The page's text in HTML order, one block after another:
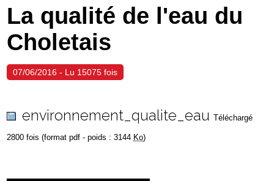
Economie
Services
Contacts
La qualité de l'eau du
Choletais
07/06/2016 - Lu 15075 fois
environnement_qualite_eau Téléchargé
2800 fois (format pdf - poids : 3144 Ko)